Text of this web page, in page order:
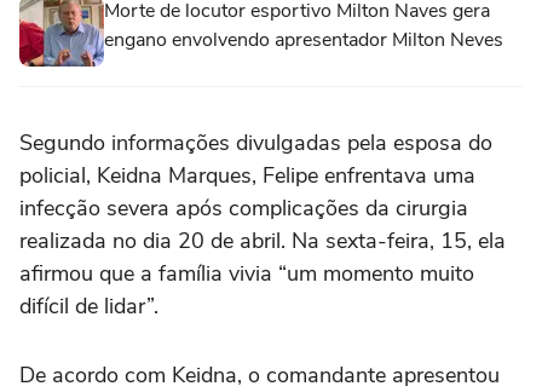
Morte de locutor esportivo Milton Naves gera
engano envolvendo apresentador Milton Neves
Segundo informações divulgadas pela esposa do
policial, Keidna Marques, Felipe enfrentava uma
infecção severa após complicações da cirurgia
realizada no dia 20 de abril. Na sexta-feira, 15, ela
afirmou que a família vivia “um momento muito
difícil de lidar”.
De acordo com Keidna, o comandante apresentou